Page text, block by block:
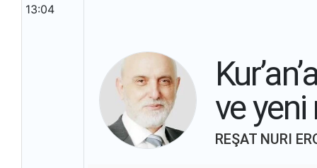
13:04
ve
REŞAT NURI